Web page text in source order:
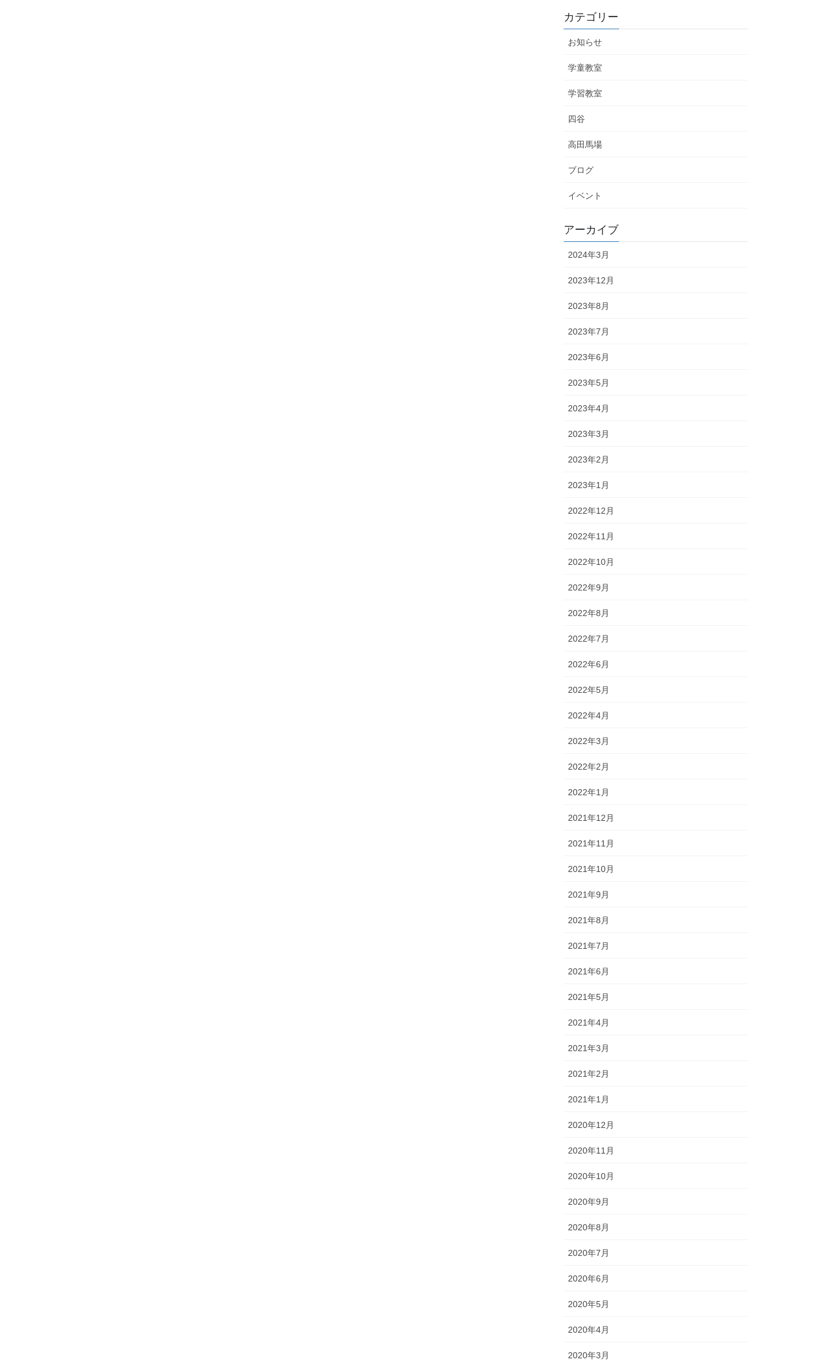
カテゴリー
お知らせ
学童教室
学習教室
四谷
高田馬場
ブログ
イベント
アーカイブ
2024年3月
2023年12月
2023年8月
2023年7月
2023年6月
2023年5月
2023年4月
2023年3月
2023年2月
2023年1月
2022年12月
2022年11月
2022年10月
2022年9月
2022年8月
2022年7月
2022年6月
2022年5月
2022年4月
2022年3月
2022年2月
2022年1月
2021年12月
2021年11月
2021年10月
2021年9月
2021年8月
2021年7月
2021年6月
2021年5月
2021年4月
2021年3月
2021年2月
2021年1月
2020年12月
2020年11月
2020年10月
2020年9月
2020年8月
2020年7月
2020年6月
2020年5月
2020年4月
2020年3月